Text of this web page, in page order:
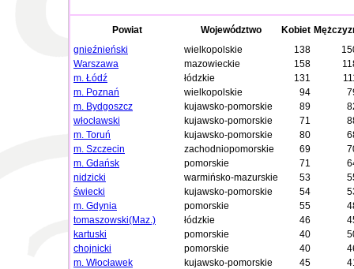
Powiat Województwo Kobiet
gnieźnieński
wielkopolskie 138
Warszawa
mazowieckie 158
m. Łódź
łódzkie 131
m. Poznań
wielkopolskie 94
m. Bydgoszcz
kujawsko-pomorskie 89
włocławski
kujawsko-pomorskie 71
m. Toruń
kujawsko-pomorskie 80
m. Szczecin
zachodniopomorskie 69
m. Gdańsk
pomorskie 71
nidzicki
warmińsko-mazurskie 53
świecki
kujawsko-pomorskie 54
m. Gdynia
pomorskie 55
tomaszowski(Maz.)
łódzkie 46
kartuski
pomorskie 40
chojnicki
pomorskie 40
m. Włocławek
kujawsko-pomorskie 45